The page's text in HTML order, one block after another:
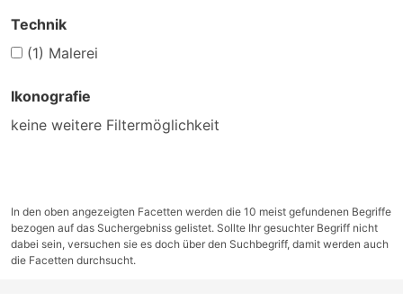
Technik
(1) Malerei
Ikonografie
keine weitere Filtermöglichkeit
In den oben angezeigten Facetten werden die 10 meist gefundenen Begriffe
bezogen auf das Suchergebniss gelistet. Sollte Ihr gesuchter Begriff nicht
dabei sein, versuchen sie es doch über den Suchbegriff, damit werden auch
die Facetten durchsucht.